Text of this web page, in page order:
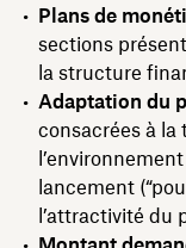
Plans de
sections
la structure
Adaptation du
consacrées à la
lancement
l’attractivité du